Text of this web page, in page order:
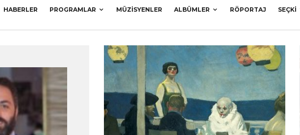
HABERLER PROGRAMLAR MÜZISYENLER ALBÜMLER RÖPORTAJ SEÇKI